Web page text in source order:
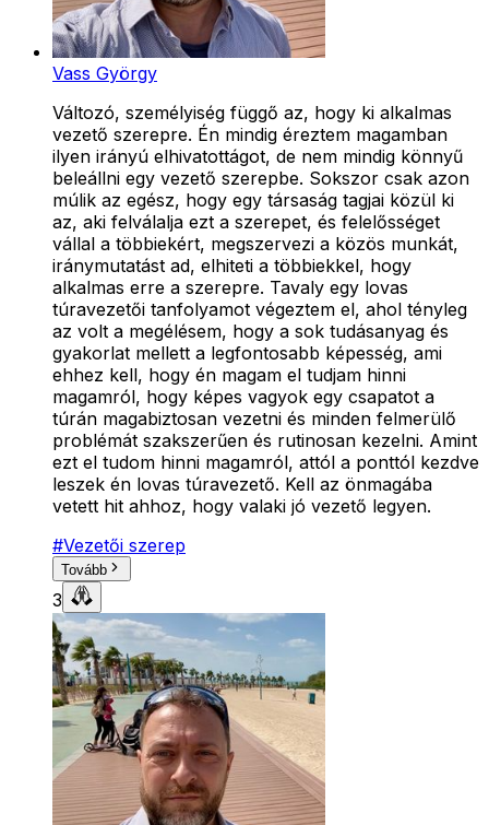
Vass György
Változó, személyiség függő az, hogy ki alkalmas
vezető szerepre. Én mindig éreztem magamban
ilyen irányú elhivatottágot, de nem mindig könnyű
beleállni egy vezető szerepbe. Sokszor csak azon
múlik az egész, hogy egy társaság tagjai közül ki
az, aki felválalja ezt a szerepet, és felelősséget
vállal a többiekért, megszervezi a közös munkát,
iránymutatást ad, elhiteti a többiekkel, hogy
alkalmas erre a szerepre. Tavaly egy lovas
túravezetői tanfolyamot végeztem el, ahol tényleg
az volt a megélésem, hogy a sok tudásanyag és
gyakorlat mellett a legfontosabb képesség, ami
ehhez kell, hogy én magam el tudjam hinni
magamról, hogy képes vagyok egy csapatot a
túrán magabiztosan vezetni és minden felmerülő
problémát szakszerűen és rutinosan kezelni. Amint
ezt el tudom hinni magamról, attól a ponttól kezdve
leszek én lovas túravezető. Kell az önmagába
vetett hit ahhoz, hogy valaki jó vezető legyen.
#Vezetői szerep
Tovább
3